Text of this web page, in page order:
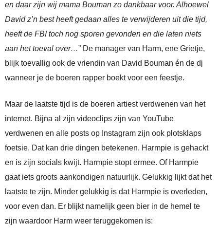
en daar zijn wij mama Bouman zo dankbaar voor. Alhoewel
David z’n best heeft gedaan alles te verwijderen uit die tijd,
heeft de FBI toch nog sporen gevonden en die laten niets
aan het toeval over…” De manager van Harm, ene Grietje,
blijk toevallig ook de vriendin van David Bouman én de dj
wanneer je de boeren rapper boekt voor een feestje.
Maar de laatste tijd is de boeren artiest verdwenen van het
internet. Bijna al zijn videoclips zijn van YouTube
verdwenen en alle posts op Instagram zijn ook plotsklaps
foetsie. Dat kan drie dingen betekenen. Harmpie is gehackt
en is zijn socials kwijt. Harmpie stopt ermee. Of Harmpie
gaat iets groots aankondigen natuurlijk. Gelukkig lijkt dat het
laatste te zijn. Minder gelukkig is dat Harmpie is overleden,
voor even dan. Er blijkt namelijk geen bier in de hemel te
zijn waardoor Harm weer teruggekomen is: